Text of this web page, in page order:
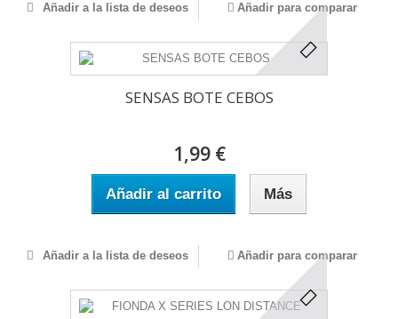
Añadir a la lista de deseos Añadir para comparar
SENSAS BOTE CEBOS
1,99 €
Añadir al carrito Más
Añadir a la lista de deseos Añadir para comparar